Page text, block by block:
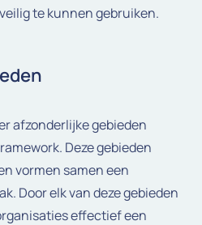
te kunnen gebruiken.
afzonderlijke gebieden
Deze gebieden
vormen samen een
Door elk van deze gebieden
effectief een